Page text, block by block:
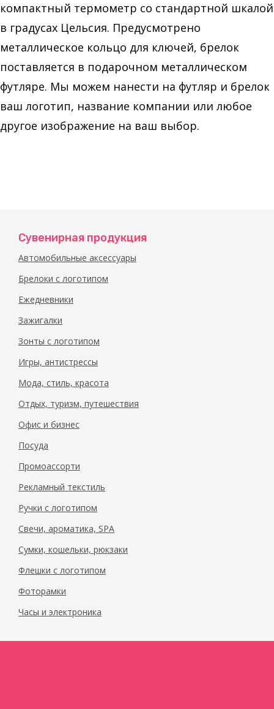
компактный термометр со стандартной шкалой
в градусах Цельсия. Предусмотрено
металлическое кольцо для ключей, брелок
поставляется в подарочном металлическом
футляре. Мы можем нанести на футляр и брелок
ваш логотип, название компании или любое
другое изображение на ваш выбор.
Сувенирная продукция
Автомобильные аксессуары
Брелоки с логотипом
Ежедневники
Зажигалки
Зонты с логотипом
Игры, антистрессы
Мода, стиль, красота
Отдых, туризм, путешествия
Офис и бизнес
Посуда
Промоассорти
Рекламный текстиль
Ручки с логотипом
Свечи, ароматика, SPA
Сумки, кошельки, рюкзаки
Флешки с логотипом
Фоторамки
Часы и электроника